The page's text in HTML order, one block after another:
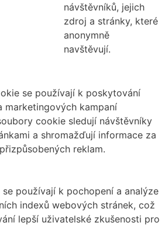
návštěvníků, jejich
zdroj a stránky, které
anonymně
navštěvují.
se používají k poskytování
marketingových kampaní
cookie sledují návštěvníky
a shromažďují informace za
reklam.
používají k pochopení a analýze
indexů webových stránek, což
lepší uživatelské zkušenosti pro